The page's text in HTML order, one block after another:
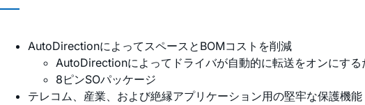
AutoDirectionによってスペースとBOMコストを削減
AutoDirectionによってドライバが自動的に転送をオンにす
8ピンSOパッケージ
テレコム、産業、および絶縁アプリケーション用の堅牢な保護機能